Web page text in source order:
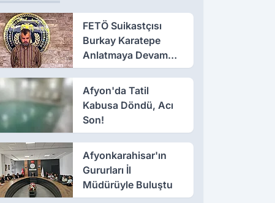
FETÖ Suikastçısı
Burkay Karatepe
Anlatmaya Devam
Ediyor: Suikast İçin
Gittim
Afyon'da Tatil
Kabusa Döndü, Acı
Son!
Afyonkarahisar'ın
Gururları İl
Müdürüyle Buluştu